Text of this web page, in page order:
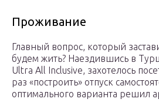
Проживание
Главный вопрос, который
будем жить? Наездившись в
Ultra All Inclusive, захотелось
раз «построить» отпуск
оптимального варианта решил